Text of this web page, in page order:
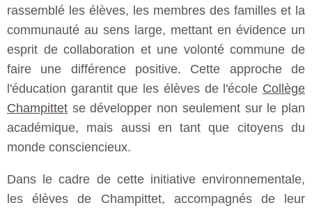
rassemblé les élèves, les membres des familles et la
communauté au sens large, mettant en évidence un
esprit de collaboration et une volonté commune de
faire une différence positive. Cette approche de
l'éducation garantit que les élèves de l'école Collège
Champittet se développer non seulement sur le plan
académique, mais aussi en tant que citoyens du
monde consciencieux.
Dans le cadre de cette initiative environnementale,
les élèves de Champittet, accompagnés de leur